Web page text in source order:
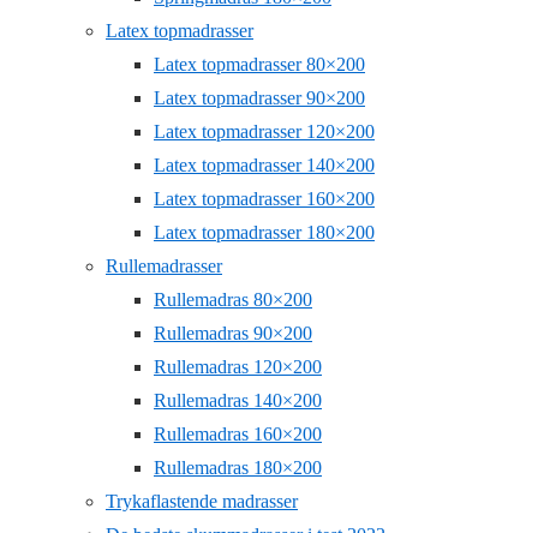
Latex topmadrasser
Latex topmadrasser 80×200
Latex topmadrasser 90×200
Latex topmadrasser 120×200
Latex topmadrasser 140×200
Latex topmadrasser 160×200
Latex topmadrasser 180×200
Rullemadrasser
Rullemadras 80×200
Rullemadras 90×200
Rullemadras 120×200
Rullemadras 140×200
Rullemadras 160×200
Rullemadras 180×200
Trykaflastende madrasser